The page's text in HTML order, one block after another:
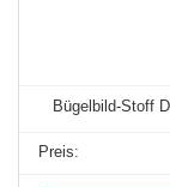
Bügelbild-Stoff